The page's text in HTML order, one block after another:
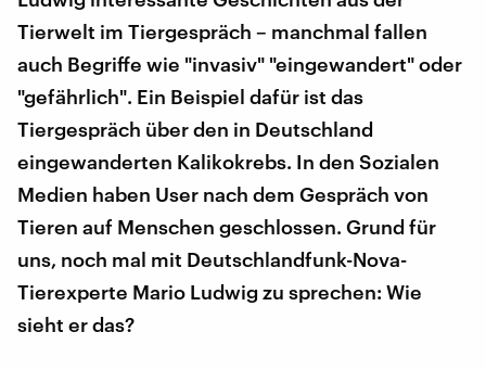
Tierwelt im Tiergespräch – manchmal fallen
auch Begriffe wie "invasiv" "eingewandert" oder
"gefährlich". Ein Beispiel dafür ist das
Tiergespräch über den in Deutschland
eingewanderten Kalikokrebs. In den Sozialen
Medien haben User nach dem Gespräch von
Tieren auf Menschen geschlossen. Grund für
uns, noch mal mit Deutschlandfunk-Nova-
Tierexperte Mario Ludwig zu sprechen: Wie
sieht er das?